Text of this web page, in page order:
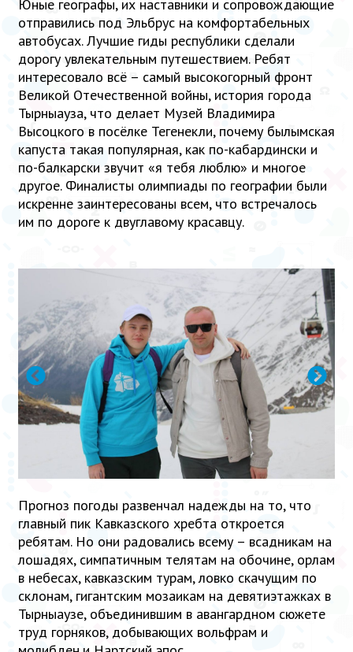
Юные географы, их наставники и сопровождающие
отправились под Эльбрус на комфортабельных
автобусах. Лучшие гиды республики сделали
дорогу увлекательным путешествием. Ребят
интересовало всё – самый высокогорный фронт
Великой Отечественной войны, история города
Тырныауза, что делает Музей Владимира
Высоцкого в посёлке Тегенекли, почему былымская
капуста такая популярная, как по-кабардински и
по-балкарски звучит «я тебя люблю» и многое
другое. Финалисты олимпиады по географии были
искренне заинтересованы всем, что встречалось
им по дороге к двуглавому красавцу.
Прогноз погоды развенчал надежды на то, что
главный пик Кавказского хребта откроется
ребятам. Но они радовались всему – всадникам на
лошадях, симпатичным телятам на обочине, орлам
в небесах, кавказским турам, ловко скачущим по
склонам, гигантским мозаикам на девятиэтажках в
Тырныаузе, объединившим в авангардном сюжете
труд горняков, добывающих вольфрам и